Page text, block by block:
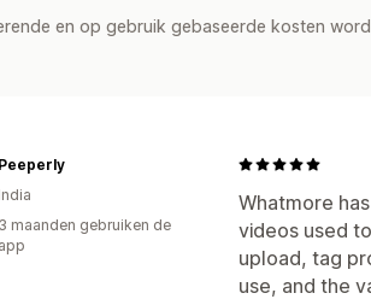
en op gebruik gebaseerde kosten
Whatmore
videos used
upload, tag
use, and the
Peeperly
India
3 maanden gebruiken de
app